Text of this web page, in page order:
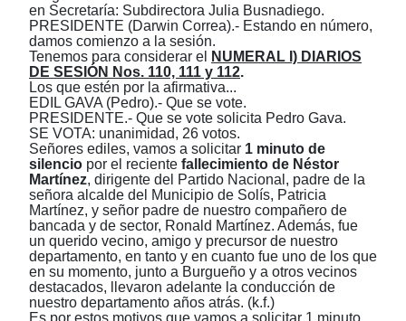
en Secretaría: Subdirectora Julia Busnadiego.
PRESIDENTE (Darwin Correa).- Estando en número,
damos comienzo a la sesión.
Tenemos para considerar el
NUMERAL I) DIARIOS
DE SESIÓN Nos. 110, 111 y 112.
Los que estén por la afirmativa...
EDIL GAVA (Pedro).- Que se vote.
PRESIDENTE.- Que se vote solicita Pedro Gava.
SE VOTA: unanimidad, 26 votos.
Señores ediles, vamos a solicitar 1 minuto de
silencio por el reciente fallecimiento de Néstor
Martínez, dirigente del Partido Nacional, padre de la
señora alcalde del Municipio de Solís, Patricia
Martínez, y señor padre de nuestro compañero de
bancada y de sector, Ronald Martínez. Además, fue
un querido vecino, amigo y precursor de nuestro
departamento, en tanto y en cuanto fue uno de los que
en su momento, junto a Burgueño y a otros vecinos
destacados, llevaron adelante la conducción de
nuestro departamento años atrás. (k.f.)
Es por estos motivos que vamos a solicitar 1 minuto